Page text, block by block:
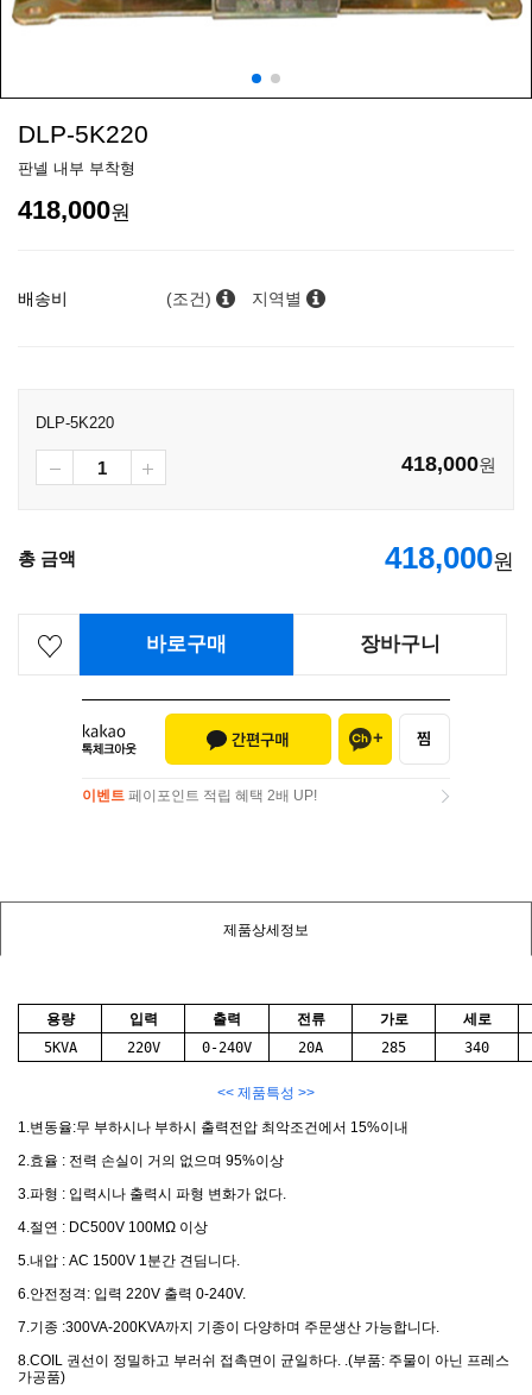
DLP-5K220
판넬 내부 부착형
418,000원
배송비 (조건) 지역별
DLP-5K220
418,000원
총 금액 418,000원
바로구매 장바구니
이벤트 페이포인트 적립 혜택 2배 UP!
제품상세정보
용량 입력 출력 전류 가로
세로
5KVA
220V 0-240V 20A 285 340
<< 제품특성 >>
1.변동율:무 부하시나 부하시 출력전압 최악조건에서 15%이내
2.효율 : 전력 손실이 거의 없으며 95%이상
3.파형 : 입력시나 출력시 파형 변화가 없다.
4.절연 : DC500V 100MΩ 이상
5.내압 : AC 1500V 1분간 견딤니다.
6.안전정격: 입력 220V 출력 0-240V.
7.기종 :300VA-200KVA까지 기종이 다양하며 주문생산 가능합니다.
8.COIL 권선이 정밀하고 부러쉬 접촉면이 균일하다. .(부품: 주물이 아닌 프레스
가공품)